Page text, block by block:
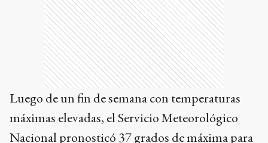
Luego de un fin de semana con temperaturas
máximas elevadas, el Servicio Meteorológico
Nacional pronosticó 37 grados de máxima para